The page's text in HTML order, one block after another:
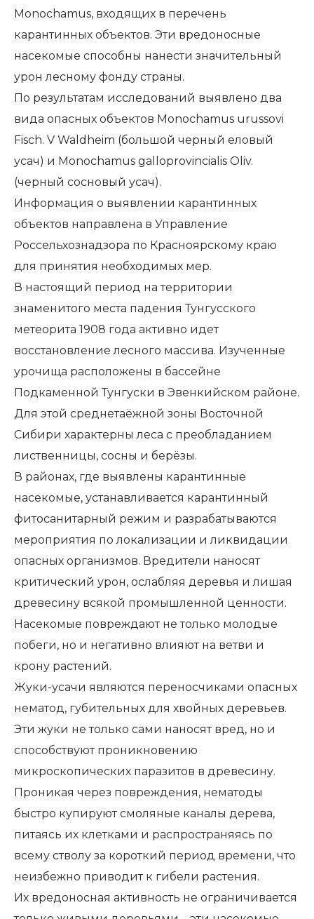
Monochamus, входящих в перечень
карантинных объектов. Эти вредоносные
насекомые способны нанести значительный
урон лесному фонду страны.
По результатам исследований выявлено два
вида опасных объектов Monochamus urussovi
Fisch. V Waldheim (большой черный еловый
усач) и Monochamus galloprovincialis Oliv.
(черный сосновый усач).
Информация о выявлении карантинных
объектов направлена в Управление
Россельхознадзора по Красноярскому краю
для принятия необходимых мер.
В настоящий период на территории
знаменитого места падения Тунгусского
метеорита 1908 года активно идет
восстановление лесного массива. Изученные
урочища расположены в бассейне
Подкаменной Тунгуски в Эвенкийском районе.
Для этой среднетаёжной зоны Восточной
Сибири характерны леса с преобладанием
лиственницы, сосны и берёзы.
В районах, где выявлены карантинные
насекомые, устанавливается карантинный
фитосанитарный режим и разрабатываются
мероприятия по локализации и ликвидации
опасных организмов. Вредители наносят
критический урон, ослабляя деревья и лишая
древесину всякой промышленной ценности.
Насекомые повреждают не только молодые
побеги, но и негативно влияют на ветви и
крону растений.
Жуки-усачи являются переносчиками опасных
нематод, губительных для хвойных деревьев.
Эти жуки не только сами наносят вред, но и
способствуют проникновению
микроскопических паразитов в древесину.
Проникая через повреждения, нематоды
быстро купируют смоляные каналы дерева,
питаясь их клетками и распространяясь по
всему стволу за короткий период времени, что
неизбежно приводит к гибели растения.
Их вредоносная активность не ограничивается